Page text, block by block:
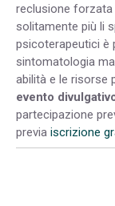
reclusione forzata
solitamente più li
psicoterapeutici è
sintomatologia
abilità e le risorse
evento
partecipazione
previa iscrizione